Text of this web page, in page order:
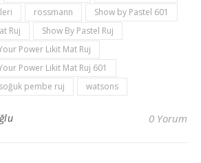
rossmann
Show by Pastel 601
Ruj
Show By Pastel Ruj
Power Likit Mat Ruj
Power Likit Mat Ruj 601
soğuk pembe ruj watsons
0 Yorum